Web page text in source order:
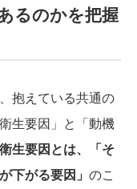
るのかを把握
抱えている共通の
生要因」と「動機
衛生要因とは、「そ
下がる要因」 のこ